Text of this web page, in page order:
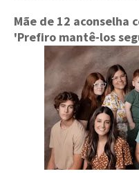
Mãe de 12 aconselha
'Prefiro mantê-los